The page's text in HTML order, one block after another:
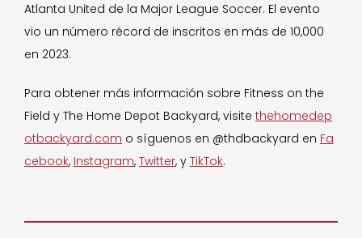
Atlanta United de la Major League Soccer. El evento
vio un número récord de inscritos en más de 10,000
en 2023.
Para obtener más información sobre Fitness on the
Field y The Home Depot Backyard, visite thehomedep
otbackyard.com o síguenos en @thdbackyard en Fa
cebook, Instagram, Twitter, y TikTok.